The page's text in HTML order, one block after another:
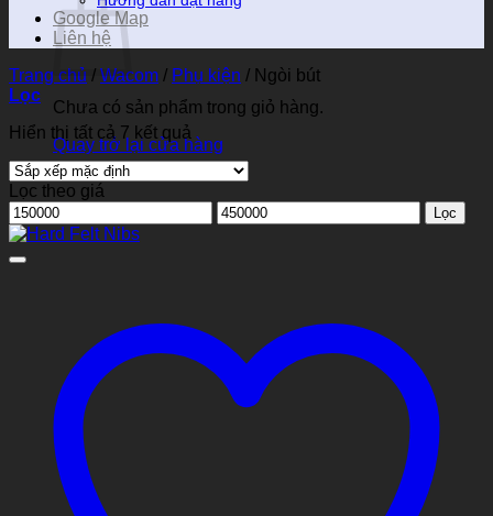
Chưa có sản phẩm trong giỏ hàng.
Quay trở lại cửa hàng
Google Map
Liên hệ
Trang chủ / Wacom / Phụ kiện / Ngòi bút
Lọc
Hiển thị tất cả 7 kết quả
Lọc theo giá
Giá
tối
Giá
tối
Lọc